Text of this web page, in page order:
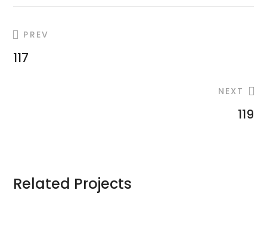
PREV
117
NEXT
119
Related Projects